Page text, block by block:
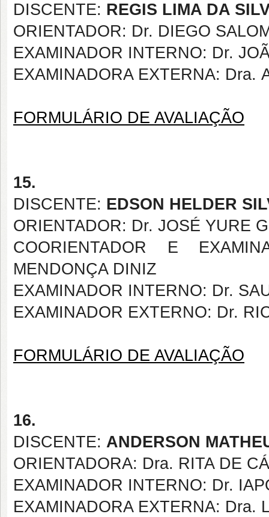
DISCENTE: REGIS LIMA DA
ORIENTADOR: Dr. DIEGO
EXAMINADOR INTERNO: Dr.
EXAMINADORA EXTERNA: Dra.
FORMULÁRIO DE AVALIAÇÃO
15.
DISCENTE: EDSON HELDER
ORIENTADOR: Dr. JOSÉ YURE
COORIENTADOR E
MENDONÇA DINIZ
EXAMINADOR INTERNO: Dr.
EXAMINADOR EXTERNO: Dr.
FORMULÁRIO DE AVALIAÇÃO
16.
DISCENTE: ANDERSON
ORIENTADORA: Dra. RITA DE
EXAMINADOR INTERNO: Dr.
EXAMINADORA EXTERNA: Dra.